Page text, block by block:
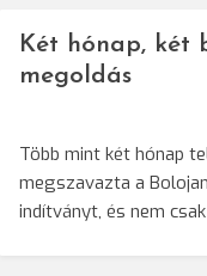
Két hónap, két
megoldás
Több mint két hónap
megszavazta a
indítványt, és nem